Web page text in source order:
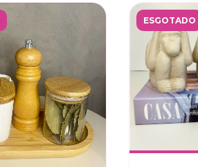
ESGOTADO